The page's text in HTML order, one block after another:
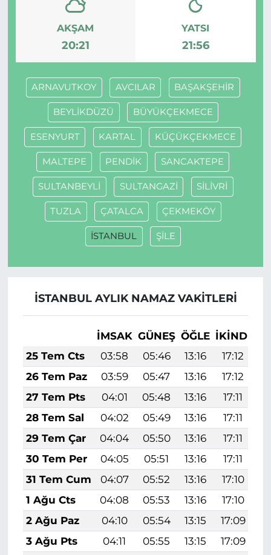
AKŞAM
20:21
YATSI
21:56
ARNAVUTKOY AVCILAR BAŞAKŞEHİR
BEYLİKDÜZÜ BÜYÜKÇEKMECE
ESENYURT KARTAL KÜÇÜKÇEKMECE
MALTEPE PENDİK SANCAKTEPE
SULTANBEYLİ SULTANGAZİ SİLİVRİ
TUZLA ÇATALCA ÇEKMEKÖY
İSTANBUL ŞİLE
İSTANBUL AYLIK NAMAZ VAKITLERI
İMSAK GÜNEŞ ÖĞLE İKINDI
25 Tem Cts
03:58 05:46 13:16 17:12
26 Tem Paz
03:59 05:47 13:16 17:12
27 Tem Pts
04:01 05:48 13:16 17:11
28 Tem Sal
04:02 05:49 13:16 17:11
29 Tem Çar
04:04 05:50 13:16 17:11
30 Tem Per
04:05 05:51 13:16 17:11
31 Tem Cum
04:07 05:52 13:16 17:10
1 Ağu Cts
04:08 05:53 13:16 17:10
2 Ağu Paz
04:10 05:54 13:15 17:09
3 Ağu Pts
04:11 05:55 13:15 17:09